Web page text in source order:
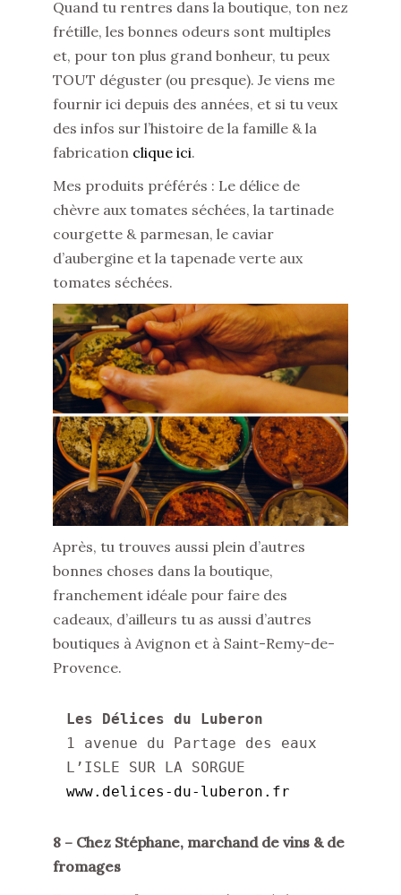
Quand tu rentres dans la boutique, ton nez
frétille, les bonnes odeurs sont multiples
et, pour ton plus grand bonheur, tu peux
TOUT déguster (ou presque). Je viens me
fournir ici depuis des années, et si tu veux
des infos sur l’histoire de la famille & la
fabrication clique ici.
Mes produits préférés : Le délice de
chèvre aux tomates séchées, la tartinade
courgette & parmesan, le caviar
d’aubergine et la tapenade verte aux
tomates séchées.
Après, tu trouves aussi plein d’autres
bonnes choses dans la boutique,
franchement idéale pour faire des
cadeaux, d’ailleurs tu as aussi d’autres
boutiques à Avignon et à Saint-Remy-de-
Provence.
Les Délices du Luberon
1 avenue du Partage des eaux
www.delices-du-luberon.fr
8 – Chez Stéphane, marchand de vins & de
fromages